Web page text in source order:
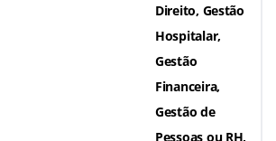
Direito, Gestão
Hospitalar,
Gestão
Financeira,
Gestão de
Pessoas ou RH,